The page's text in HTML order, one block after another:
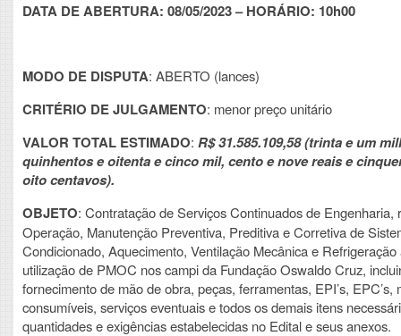
DATA DE ABERTURA: 08/05/2023 – HORÁRIO: 10h00
MODO DE DISPUTA: ABERTO (lances)
CRITÉRIO DE JULGAMENTO: menor preço unitário
VALOR TOTAL ESTIMADO: R$31.585.109,58 (trinta e um
quinhentos e oitenta e cinco mil, cento e nove reais e
oito centavos).
OBJETO: Contratação de Serviços Continuados de Engenharia,
Operação, Manutenção Preventiva, Preditiva e Corretiva de
Condicionado, Aquecimento, Ventilação Mecânica e Refrigeração
utilização de PMOC nos campi da Fundação Oswaldo Cruz,
fornecimento de mão de obra, peças, ferramentas, EPI’s, EPC’s,
consumíveis, serviços eventuais e todos os demais itens
quantidades e exigências estabelecidas no Edital e seus anexos.